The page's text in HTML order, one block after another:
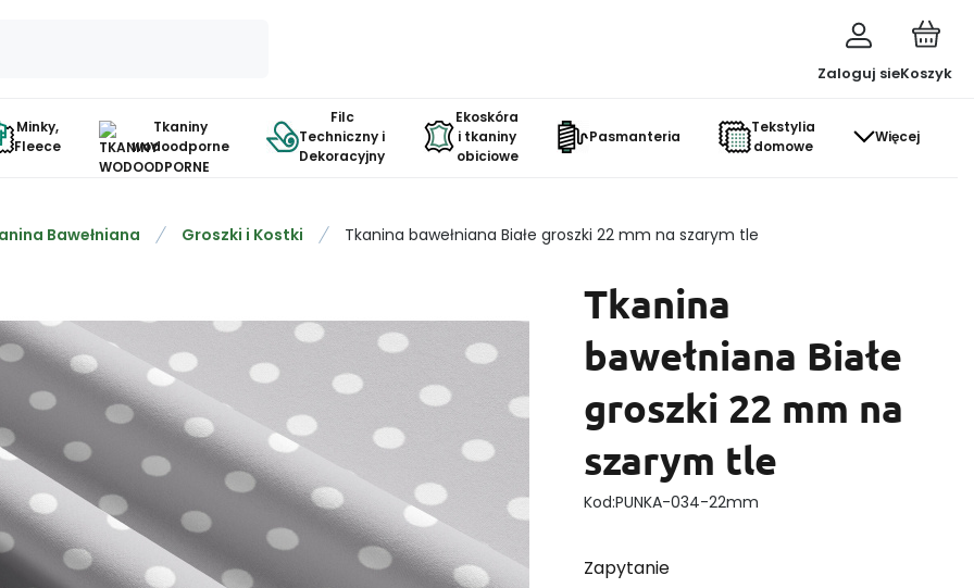
Zaloguj sieKoszyk
Minky,
Fleece
Tkaniny
wodoodporne
Filc
Techniczny i
Dekoracyjny
Ekoskóra
i tkaniny
obiciowe
Pasmanteria
Tekstylia
domowe
Więcej
Bawełniana Groszki i Kostki Tkanina bawełniana Białe groszki 22 mm na szarym tle
Tkanina
bawełniana Białe
groszki 22 mm na
szarym tle
Kod:PUNKA-034-22mm
Zapytanie